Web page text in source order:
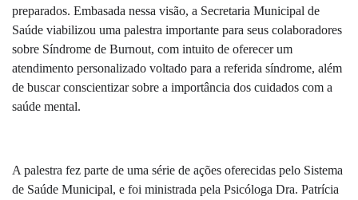
preparados. Embasada nessa visão, a Secretaria Municipal de
Saúde viabilizou uma palestra importante para seus colaboradores
sobre Síndrome de Burnout, com intuito de oferecer um
atendimento personalizado voltado para a referida síndrome, além
de buscar conscientizar sobre a importância dos cuidados com a
saúde mental.
A palestra fez parte de uma série de ações oferecidas pelo Sistema
de Saúde Municipal, e foi ministrada pela Psicóloga Dra. Patrícia